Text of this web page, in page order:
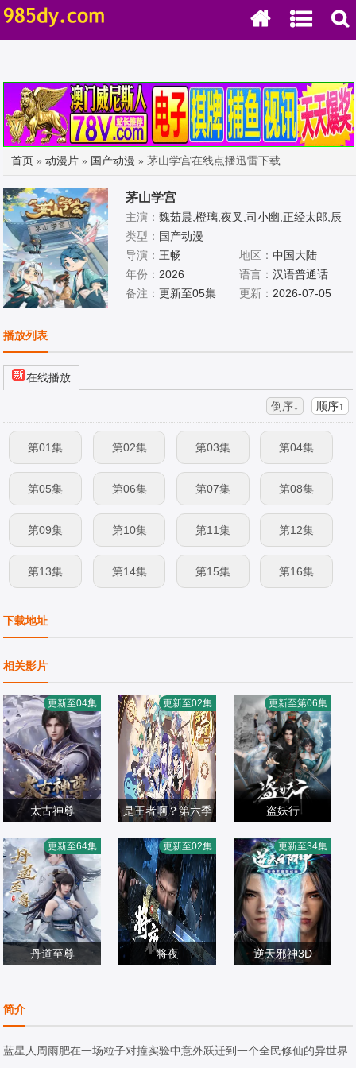
首页 »动漫片 » 国产动漫 » 茅山学宫在线点播迅雷下载
茅山学宫
主演：魏茹晨,橙璃,夜叉,司小幽,正经太郎,辰
羽,刘中正,带轮儿,张傲仪,夏崝,冒冒,酥小盼
类型： 国产动漫
导演： 王畅 地区： 中国大陆
年份： 2026 语言： 汉语普通话
备注：更新至05集 更新： 2026-07-05
播放列表
在线播放
倒序↓ 顺序↑
第01集 第02集 第03集 第04集
第05集 第06集 第07集 第08集
第09集 第10集 第11集 第12集
第13集 第14集 第15集 第16集
第17集
下载地址
相关影片
太古神尊
国产动漫
2026/国产
更新至04集
是王者啊？第六季
国产动漫
2026/中国大陆
更新至02集
盗妖行
晗,毕莹超,阿沁,冯
泽锐,唐策,闫子蔚,
阮伊菲,刘李桥,家
明,康潇文
国产动漫
2026/大陆
更新至第06集
丹道至尊
国产动漫
2024/中国大陆
更新至64集
将夜
依
2024/中国大陆
更新至02集
逆天邪神3D
威,不一,谢添天
2023/中国大陆
更新至34集
简介
蓝星人周雨肥在一场粒子对撞实验中意外跃迁到一个全民修仙的异世界